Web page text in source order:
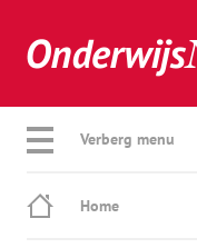
Verberg menu
Home